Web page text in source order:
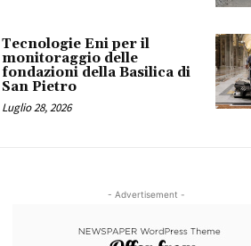
Tecnologie Eni per il
monitoraggio delle
fondazioni della Basilica di
San Pietro
Luglio 28, 2026
- Advertisement -